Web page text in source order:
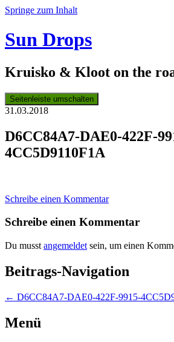
Springe zum Inhalt
Sun Drops
Kruisko & Kloot on the
Seitenleiste umschalten
31.03.2018
D6CC84A7-DAE0-422F-
4CC5D9110F1A
Schreibe einen Kommentar
Schreibe einen Kommentar
Du musst angemeldet sein, um einen
Beitrags-Navigation
← D6CC84A7-DAE0-422F-9915-
Menü